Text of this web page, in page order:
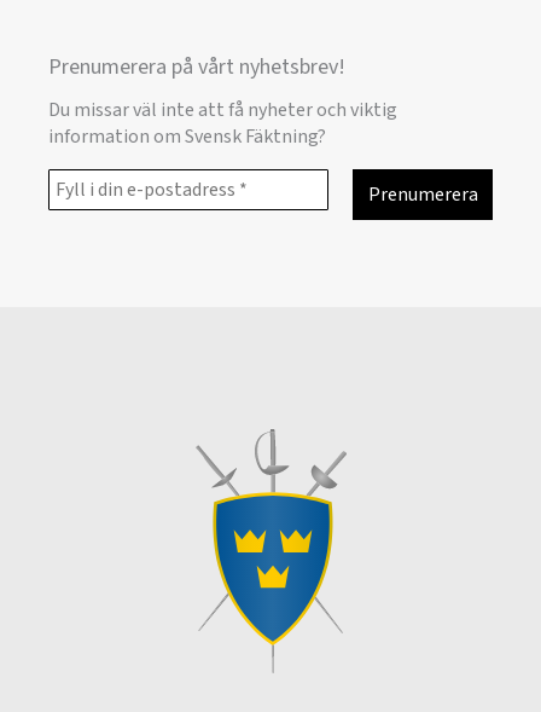
Prenumerera på vårt nyhetsbrev!
Du missar väl inte att få nyheter och viktig
information om Svensk Fäktning?